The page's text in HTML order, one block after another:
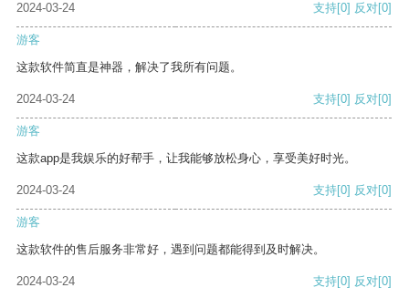
2024-03-24 支持[0] 反对[0]
游客
这款软件简直是神器，解决了我所有问题。
2024-03-24 支持[0] 反对[0]
游客
这款app是我娱乐的好帮手，让我能够放松身心，享受美好时光。
2024-03-24 支持[0] 反对[0]
游客
这款软件的售后服务非常好，遇到问题都能得到及时解决。
2024-03-24 支持[0] 反对[0]